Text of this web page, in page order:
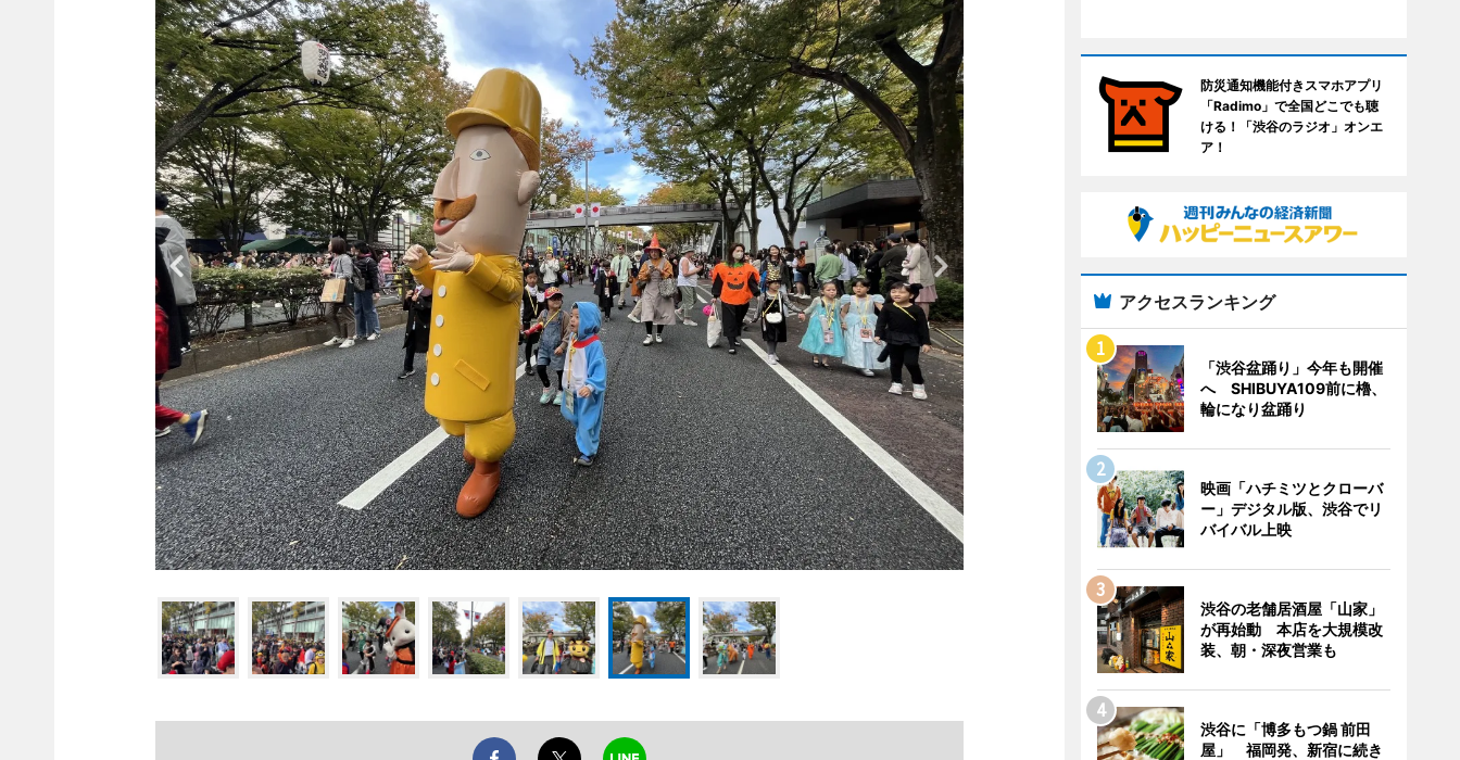
防災通知機能付きスマホアプリ
「Radimo」で全国どこでも聴
ける！「渋谷のラジオ」オンエ
ア！
アクセスランキング
「渋谷盆踊り」今年も開催
へ SHIBUYA109前に櫓、
輪になり盆踊り
映画「ハチミツとクローバ
ー」デジタル版、渋谷でリ
バイバル上映
渋谷の老舗居酒屋「山家」
が再始動 本店を大規模改
装、朝・深夜営業も
渋谷に「博多もつ鍋 前田
屋」 福岡発、新宿に続き